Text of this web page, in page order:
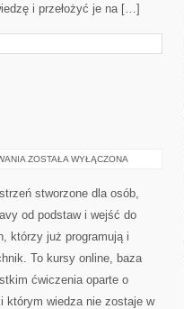
i przełożyć je na […]
SZTUCZNA
CYBERBEZPIECZEŃSTWIE
ZOSTAŁA WYŁĄCZONA
stworzone dla osób,
od podstaw i wejść do
którzy już programują i
To kursy online, baza
ćwiczenia oparte o
którym wiedza nie zostaje w